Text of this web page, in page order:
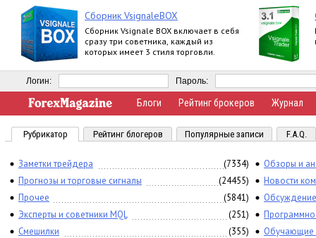
Сборник VsignaleBOX
Сборник Vsignale BOX включает в себя
сразу три советника, каждый из
которых имеет 3 стиля торговли.
Логин: Пароль:
Блоги Рейтинг брокеров Журнал
Рубрикатор Рейтинг блогеров Популярные записи F.A.Q.
Заметки трейдера (7334)
Обзоры и
Прогнозы и торговые сигналы
(24455)
Новости
Прочее
(5841)
Эксперты и советники MQL
(251)
Смешилки
(355)
Обучающие